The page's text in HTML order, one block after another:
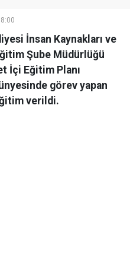
İnsan Kaynakları ve
Şube Müdürlüğü
İçi Eğitim Planı
görev yapan
verildi.